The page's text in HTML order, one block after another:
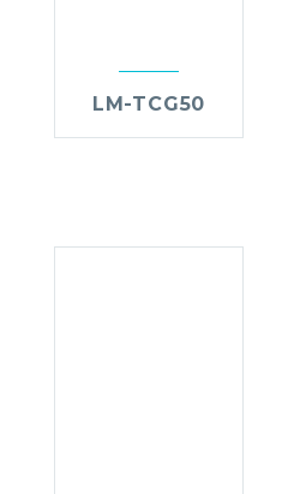
LM-TCG50